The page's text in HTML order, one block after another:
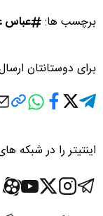
برچسب ها: عباس
برای دوستانتان
اینتیتر را در شبکه